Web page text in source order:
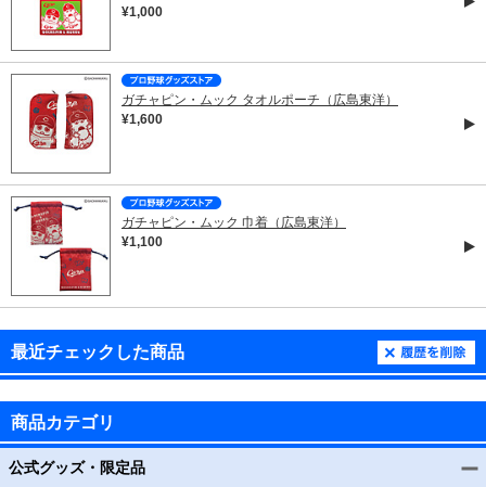
¥1,000
ガチャピン・ムック タオルポーチ（広島東洋）
¥1,600
ガチャピン・ムック 巾着（広島東洋）
¥1,100
最近チェックした商品
商品カテゴリ
公式グッズ・限定品